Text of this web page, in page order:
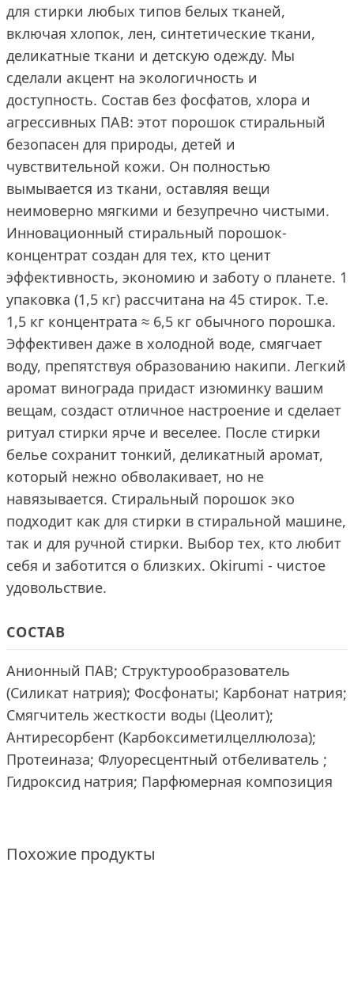
для стирки любых типов белых тканей,
включая хлопок, лен, синтетические ткани,
деликатные ткани и детскую одежду. Мы
сделали акцент на экологичность и
доступность. Состав без фосфатов, хлора и
агрессивных ПАВ: этот порошок стиральный
безопасен для природы, детей и
чувствительной кожи. Он полностью
вымывается из ткани, оставляя вещи
неимоверно мягкими и безупречно чистыми.
Инновационный стиральный порошок-
концентрат создан для тех, кто ценит
эффективность, экономию и заботу о планете. 1
упаковка (1,5 кг) рассчитана на 45 стирок. Т.е.
1,5 кг концентрата ≈ 6,5 кг обычного порошка.
Эффективен даже в холодной воде, смягчает
воду, препятствуя образованию накипи. Легкий
аромат винограда придаст изюминку вашим
вещам, создаст отличное настроение и сделает
ритуал стирки ярче и веселее. После стирки
белье сохранит тонкий, деликатный аромат,
который нежно обволакивает, но не
навязывается. Стиральный порошок эко
подходит как для стирки в стиральной машине,
так и для ручной стирки. Выбор тех, кто любит
себя и заботится о близких. Okirumi - чистое
удовольствие.
СОСТАВ
Анионный ПАВ; Структурообразователь
(Силикат натрия); Фосфонаты; Карбонат натрия;
Смягчитель жесткости воды (Цеолит);
Антиресорбент (Карбоксиметилцеллюлоза);
Протеиназа; Флуоресцентный отбеливатель ;
Гидроксид натрия; Парфюмерная композиция
Похожие продукты